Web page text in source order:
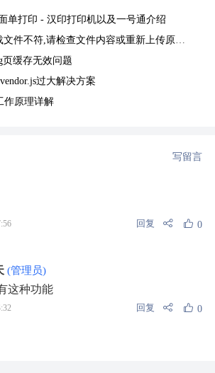
单打印 - 汉印打印机以及一号通介绍
件不符,请检查文件内容或重新上传原始文件
页缓存无效问题
过大解决方案
作原理详解
写留言
回复 0
(管理员)
这种功能
回复 0